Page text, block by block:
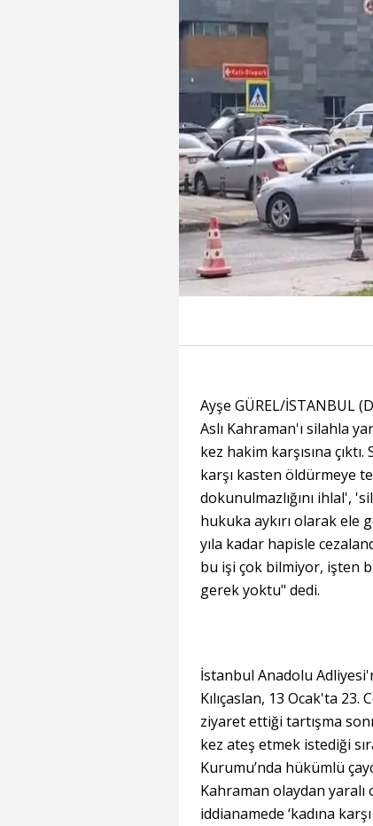
Ayşe GÜREL/İSTANBUL
Aslı Kahraman'ı silahla
kez hakim karşısına çıktı.
karşı kasten öldürmeye
dokunulmazlığını ihlal',
hukuka aykırı olarak ele
yıla kadar hapisle
bu işi çok bilmiyor, işten
gerek yoktu" dedi.
İstanbul Anadolu
Kılıçaslan, 13 Ocak'ta 23.
ziyaret ettiği tartışma
kez ateş etmek istediği
Kurumu’nda hükümlü
Kahraman olaydan yaralı
iddianamede ‘kadına